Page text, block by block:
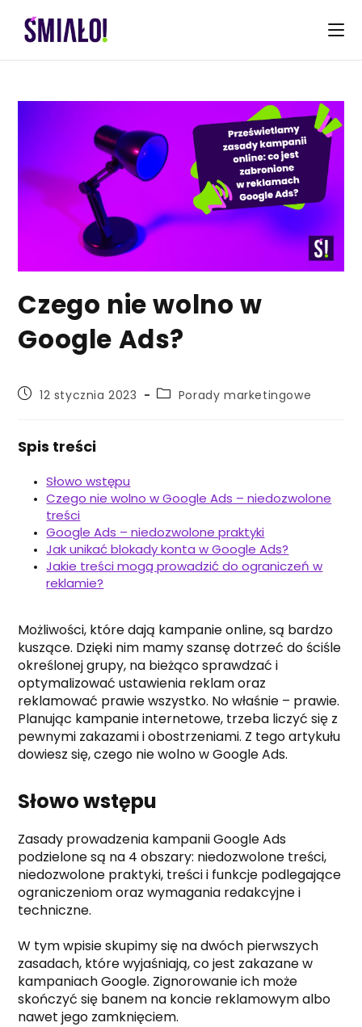
content
Czego nie wolno w
Google Ads?
Post
published:
12 stycznia 2023
PostPorady marketingowe
Spis treści
Słowo wstępu
Czego nie wolno w Google Ads – niedozwolone
treści
Google Ads – niedozwolone praktyki
Jak unikać blokady konta w Google Ads?
Jakie treści mogą prowadzić do ograniczeń w
reklamie?
Możliwości, które dają kampanie online, są bardzo
kuszące. Dzięki nim mamy szansę dotrzeć do ściśle
określonej grupy, na bieżąco sprawdzać i
optymalizować ustawienia reklam oraz
reklamować prawie wszystko. No właśnie – prawie.
Planując kampanie internetowe, trzeba liczyć się z
pewnymi zakazami i obostrzeniami. Z tego artykułu
dowiesz się, czego nie wolno w Google Ads.
Słowo wstępu
Zasady prowadzenia kampanii Google Ads
podzielone są na 4 obszary: niedozwolone treści,
niedozwolone praktyki, treści i funkcje podlegające
ograniczeniom oraz wymagania redakcyjne i
techniczne.
W tym wpisie skupimy się na dwóch pierwszych
zasadach, które wyjaśniają, co jest zakazane w
kampaniach Google. Zignorowanie ich może
skończyć się banem na koncie reklamowym albo
nawet jego zamknięciem.